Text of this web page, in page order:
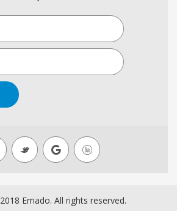
Emado. All rights reserved.